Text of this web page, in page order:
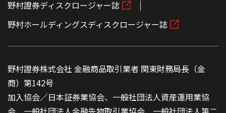
野村證券ディスクロージャー誌
野村ホールディングスディスクロージャー誌
野村證券株式会社 金融商品取引業者 関東財務局長（金
商）第142号
加入協会／日本証券業協会、一般社団法人資産運用業協